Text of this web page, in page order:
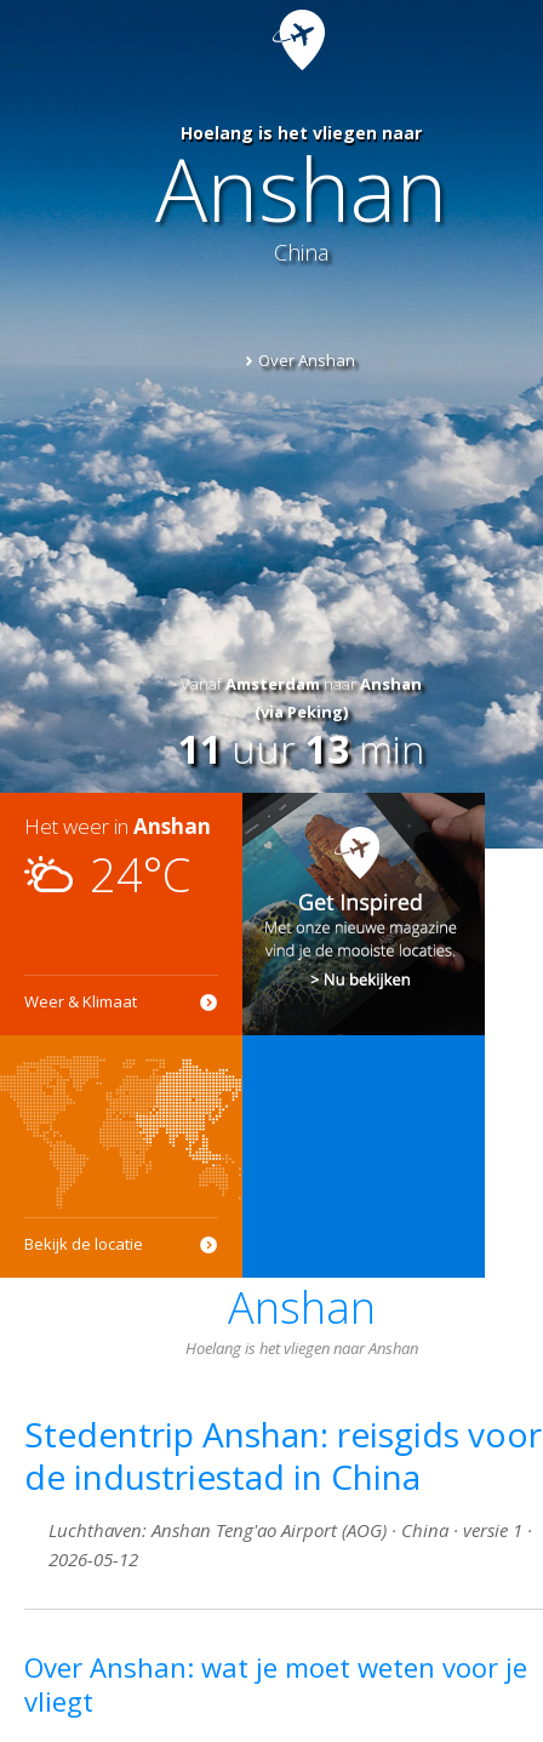
Hoelang is het vliegen naar
Anshan
China
Over Anshan
VanafAmsterdamnaarAnshan
(via Peking)
11uur13min
Het weer in Anshan
24°C
Weer & Klimaat
Bekijk de locatie
Anshan
Hoelang is het vliegen naar Anshan
Stedentrip Anshan: reisgids voor
de industriestad in China
Luchthaven: Anshan Teng'ao Airport (AOG) · China · versie 1 ·
2026-05-12
Over Anshan: wat je moet weten voor je
vliegt